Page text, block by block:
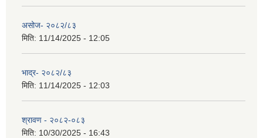
असोज- २०८२/८३
मिति: 11/14/2025 - 12:05
भाद्र- २०८२/८३
मिति: 11/14/2025 - 12:03
श्रावण - २०८२-०८३
मिति: 10/30/2025 - 16:43